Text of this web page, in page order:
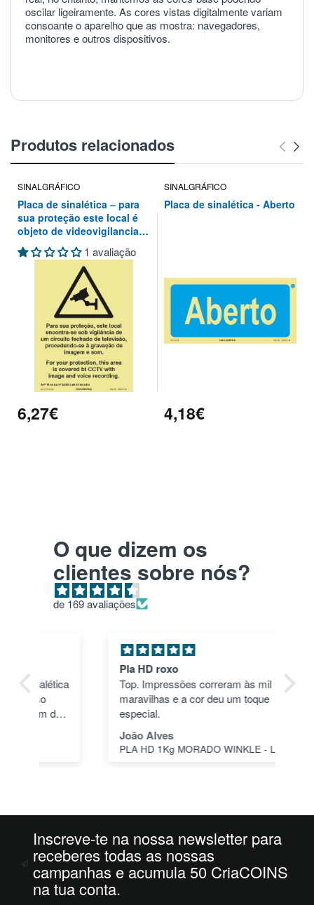
oscilar ligeiramente. As cores vistas digitalmente variam
consoante o aparelho que as mostra: navegadores,
monitores e outros dispositivos.
Produtos relacionados
SINALGRÁFICO
Placa de sinalética – para
sua proteção este local é
objeto de videovigilancia
de um circuito fechado de
televisão, procedendo-se à
gravação de imagem e som
1 avaliação
6,27€
SINALGRÁFICO
Placa de sinalética - Aberto
4,18€
O que dizem os
clientes sobre nós?
de 169 avaliações
Pla HD roxo
Top. Impressões correram às mil
maravilhas e a cor deu um toque
especial.
PLA HD 1Kg MORADO WINKLE - LILÁS – WINKLE
Inscreve-te na nossa newsletter para
receberes todas as nossas
campanhas e acumula 50 CriaCOINS
na tua conta.